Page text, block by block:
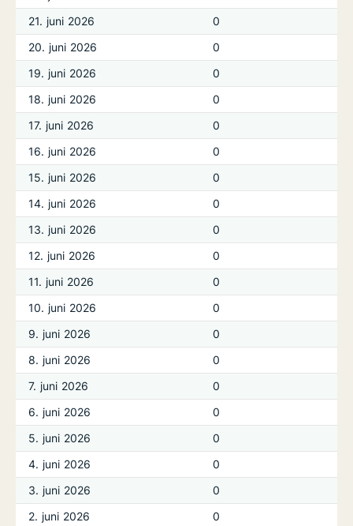
21. juni 2026
0
20. juni 2026
0
19. juni 2026
0
18. juni 2026
0
17. juni 2026
0
16. juni 2026
0
15. juni 2026
0
14. juni 2026
0
13. juni 2026
0
12. juni 2026
0
11. juni 2026
0
10. juni 2026
0
9. juni 2026
0
8. juni 2026
0
7. juni 2026
0
6. juni 2026
0
5. juni 2026
0
4. juni 2026
0
3. juni 2026
0
2. juni 2026
0